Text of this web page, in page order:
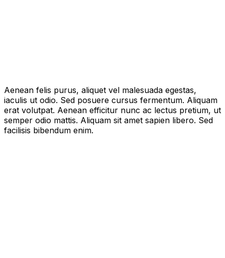
Aenean felis purus, aliquet vel malesuada egestas,
iaculis ut odio. Sed posuere cursus fermentum. Aliquam
erat volutpat. Aenean efficitur nunc ac lectus pretium, ut
semper odio mattis. Aliquam sit amet sapien libero. Sed
facilisis bibendum enim.